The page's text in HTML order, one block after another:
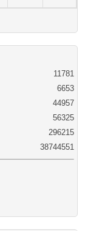
11781
6653
44957
56325
296215
38744551